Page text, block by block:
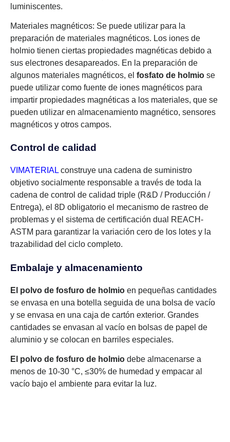
luminiscentes.
Materiales magnéticos: Se puede utilizar para la
preparación de materiales magnéticos. Los iones de
holmio tienen ciertas propiedades magnéticas debido a
sus electrones desapareados. En la preparación de
algunos materiales magnéticos, el fosfato de holmio se
puede utilizar como fuente de iones magnéticos para
impartir propiedades magnéticas a los materiales, que se
pueden utilizar en almacenamiento magnético, sensores
magnéticos y otros campos.
Control de calidad
VIMATERIAL construye una cadena de suministro
objetivo socialmente responsable a través de toda la
cadena de control de calidad triple (R&D / Producción /
Entrega), el 8D obligatorio el mecanismo de rastreo de
problemas y el sistema de certificación dual REACH-
ASTM para garantizar la variación cero de los lotes y la
trazabilidad del ciclo completo.
Embalaje y almacenamiento
El polvo de fosfuro de holmio en pequeñas cantidades
se envasa en una botella seguida de una bolsa de vacío
y se envasa en una caja de cartón exterior. Grandes
cantidades se envasan al vacío en bolsas de papel de
aluminio y se colocan en barriles especiales.
El polvo de fosfuro de holmio debe almacenarse a
menos de 10-30 °C, ≤30% de humedad y empacar al
vacío bajo el ambiente para evitar la luz.